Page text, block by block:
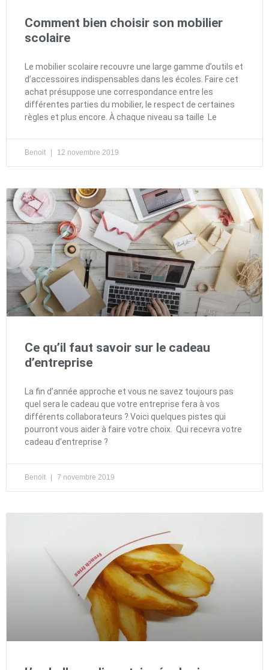
Comment bien choisir son mobilier
scolaire
Le mobilier scolaire recouvre une large gamme d’outils et
d’accessoires indispensables dans les écoles. Faire cet
achat présuppose une correspondance entre les
différentes parties du mobilier, le respect de certaines
règles et plus encore. À chaque niveau sa taille Le
Benoit 12 novembre 2019
Ce qu’il faut savoir sur le cadeau
d’entreprise
La fin d’année approche et vous ne savez toujours pas
quel sera le cadeau que votre entreprise fera à vos
différents collaborateurs ? Voici quelques pistes qui
pourront vous aider à faire votre choix. Qui recevra votre
cadeau d’entreprise ?
Benoit 7 novembre 2019